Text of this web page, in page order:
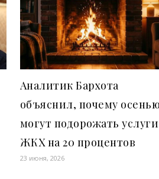
Аналитик Бархота
объяснил, почему
могут подорожать услуги
ЖКХ на 20 процентов
23 июня, 2026